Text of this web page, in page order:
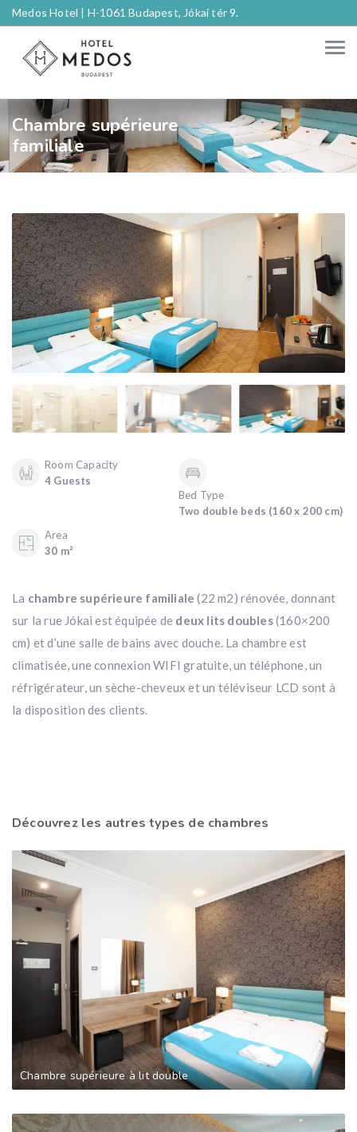
Medos Hotel | H-1061 Budapest, Jókai tér 9.
Chambre supérieure
familiale
Room Capacity
4 Guests
Bed Type
Two double beds (160 x 200 cm)
Area
30 m²
La chambre supérieure familiale (22 m2) rénovée, donnant
sur la rue Jókai est équipée de deux lits doubles(160×200
cm) et d’une salle de bains avec douche. La chambre est
climatisée, une connexion WIFI gratuite, un téléphone, un
réfrigérateur, un sèche-cheveux et un téléviseur LCD sont à
la disposition des clients.
Découvrez les autres types de chambres
Chambre supérieure à lit double